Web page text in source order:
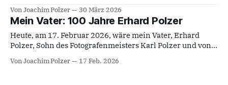
a Profession?" heiß diskutiert. Ob man zu Zeiten
computergenerierter, fotorealistischer, synthetischer
Bilderzeugung von Fotografie noch als einem Beruf
sprechen sollte, darf zu Recht
Von Joachim Polzer 30 März 2026
Mein Vater: 100 Jahre Erhard Polzer
Heute, am 17. Februar 2026, wäre mein Vater, Erhard
Polzer, Sohn des Fotografenmeisters Karl Polzer und von
Jahre alt geworden; er starb am 05. Juli 1999 in Stuttgart
Von Joachim Polzer 17 Feb. 2026